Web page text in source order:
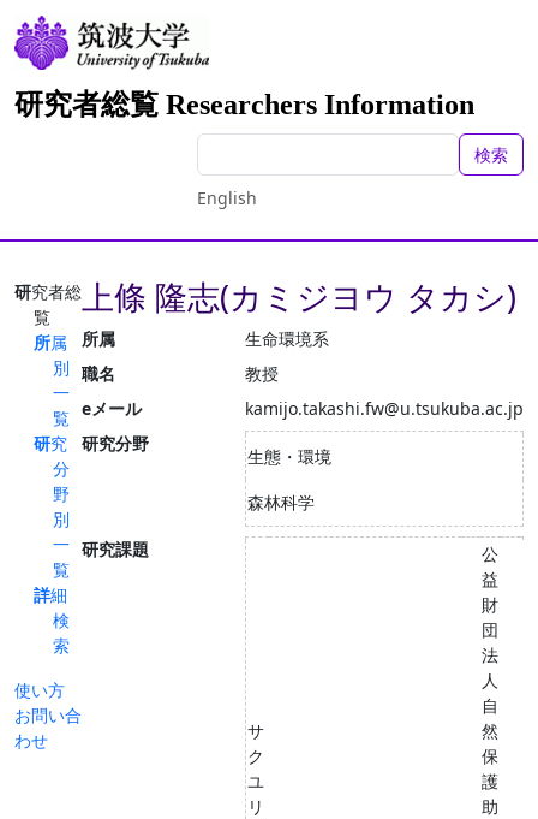
研究者総覧 Researchers Information
検索
English
研究者総
覧
所属
別
一
覧
研究
分
野
別
一
覧
詳細
検
索
使い方
お問い合
わせ
上條 隆志(カミジヨウ タカシ)
所属
生命環境系
職名
教授
eメール
kamijo.takashi.fw@u.tsukuba.ac.jp
研究分野
生態・環境
森林科学
研究課題
サ
ク
ユ
リ
公
益
財
団
法
人
自
然
保
護
助